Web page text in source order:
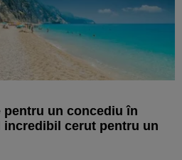
pentru un concediu în
incredibil cerut pentru un